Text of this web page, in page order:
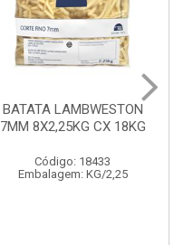
BATATA LAMBWESTON
7MM 8X2,25KG CX 18KG
Código: 18433
Embalagem: KG/2,25